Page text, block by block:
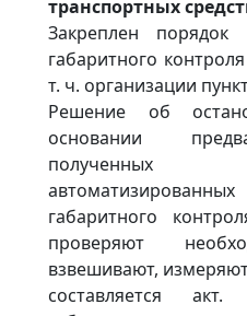
транспортных
Закреплен порядок
габаритного
т. ч. организации
Решение об
основании
полученных
габаритного
проверяют
взвешивают,
составляется